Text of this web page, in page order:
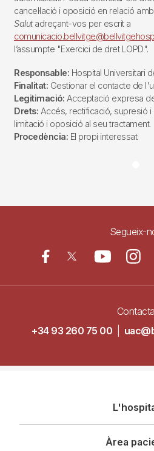
cancel·lació i oposició en relació
Salutadreçant-vos per escrit a
l’assumpte "Exercici de dret LOPD".
Responsable: Hospital Universitari
Finalitat: Gestionar el contacte de
Legitimació: Acceptació expresa
Drets: Accés, rectificació, supresió
limitació i oposició al seu tractament.
Procedència: El propi interessat.
Segueix-
Contacta
+34 93 260 75 00
principal
Àrea